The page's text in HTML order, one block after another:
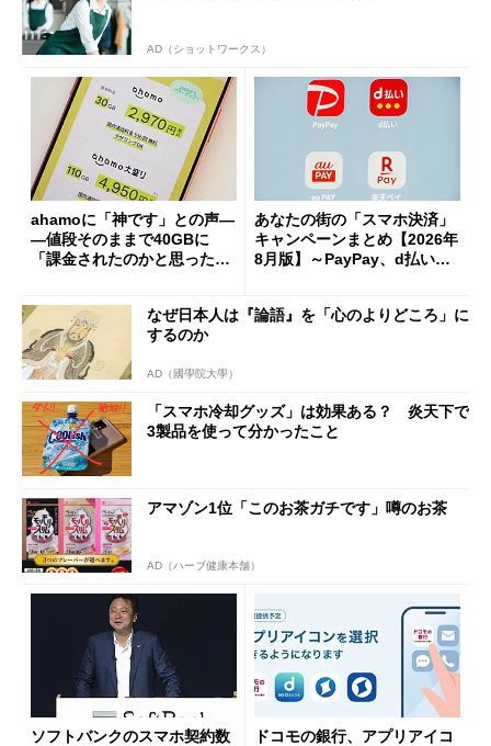
AD（ショットワークス）
ahamoに「神です」との声―
―値段そのままで40GBに
「課金されたのかと思った」
あなたの街の「スマホ決済」
キャンペーンまとめ【2026年
8月版】～PayPay、d払い、a
なぜ日本人は『論語』を「心のよりどころ」に
するのか
AD（國學院大學）
「スマホ冷却グッズ」は効果ある？ 炎天下で
3製品を使って分かったこと
アマゾン1位「このお茶ガチです」噂のお茶
AD（ハーブ健康本舗）
ソフトバンクのスマホ契約数
ドコモの銀行、アプリアイコ